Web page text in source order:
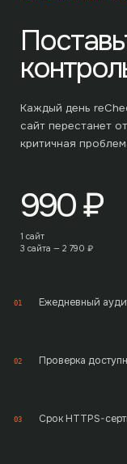
Каждый день
сайт перестанет
критичная
990₽
1 сайт
3 сайта — 2 790 ₽
01 Ежедневный
02 Проверка
03 Срок HTTPS-